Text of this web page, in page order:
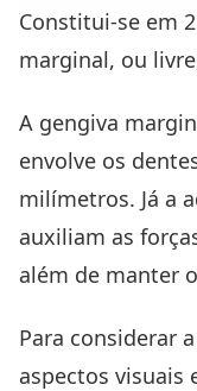
Constitui-se em
marginal, ou
A gengiva
envolve os
milímetros. Já a
auxiliam as
além de manter
Para considerar
aspectos visuais